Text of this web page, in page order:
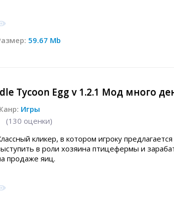
59.67 Mb
Tycoon Egg v 1.2.1 Мод много
Игры
(130 оценки)
кликер, в котором игроку предлагается
в роли хозяина птицефермы и
продаже яиц.